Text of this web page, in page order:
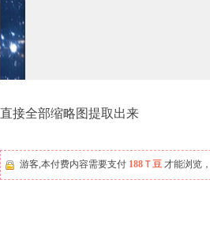
直接全部缩略图提取出来
游客,本付费内容需要支付 188Ｔ豆 才能浏览